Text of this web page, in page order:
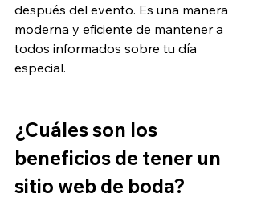
después del evento. Es una manera
moderna y eficiente de mantener a
todos informados sobre tu día
especial.
¿Cuáles son los
beneficios de tener un
sitio web de boda?